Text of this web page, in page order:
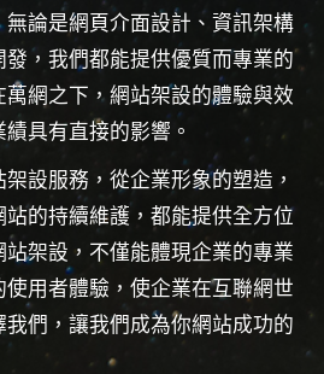
論是網頁介面設計、資訊架構
，我們都能提供優質而專業的
網之下，網站架設的體驗與效
具有直接的影響。
設服務，從企業形象的塑造，
的持續維護，都能提供全方位
架設，不僅能體現企業的專業
用者體驗，使企業在互聯網世
們，讓我們成為你網站成功的